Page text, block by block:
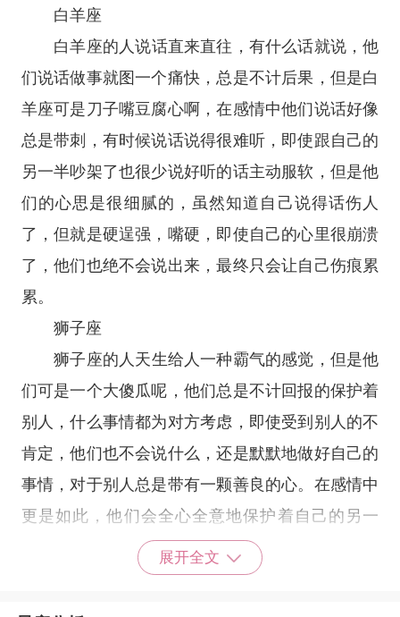
白羊座
白羊座的人说话直来直往，有什么话就说，他
们说话做事就图一个痛快，总是不计后果，但是白
羊座可是刀子嘴豆腐心啊，在感情中他们说话好像
总是带刺，有时候说话说得很难听，即使跟自己的
另一半吵架了也很少说好听的话主动服软，但是他
们的心思是很细腻的，虽然知道自己说得话伤人
了，但就是硬逞强，嘴硬，即使自己的心里很崩溃
了，他们也绝不会说出来，最终只会让自己伤痕累
累。
狮子座
狮子座的人天生给人一种霸气的感觉，但是他
们可是一个大傻瓜呢，他们总是不计回报的保护着
别人，什么事情都为对方考虑，即使受到别人的不
肯定，他们也不会说什么，还是默默地做好自己的
事情，对于别人总是带有一颗善良的心。在感情中
更是如此，他们会全心全意地保护着自己的另一
半，即使自己心里有委屈也不会轻易说出口，因为
我们的狮子座就是这么一个傻傻的人啊，宁愿自己
逞强也不愿意说出口。
展开全文